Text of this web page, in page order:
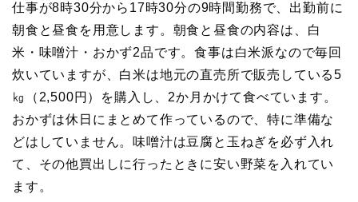
仕事が8時30分から17時30分の9時間勤務で、出勤前に
朝食と昼食を用意します。朝食と昼食の内容は、白
米・味噌汁・おかず2品です。食事は白米派なので毎回
炊いていますが、白米は地元の直売所で販売している5
㎏（2,500円）を購入し、2か月かけて食べています。
おかずは休日にまとめて作っているので、特に準備な
どはしていません。味噌汁は豆腐と玉ねぎを必ず入れ
て、その他買出しに行ったときに安い野菜を入れてい
ます。